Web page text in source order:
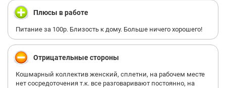
Плюсы в работе
Питание за 100р. Близость к дому. Больше ничего хорошего!
Отрицательные стороны
Кошмарный коллектив женский, сплетни, на рабочем месте
нет сосредоточения т.к. все разговаривают постоянно, на